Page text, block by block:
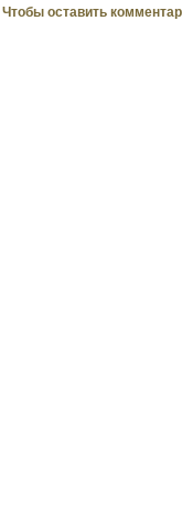
Чтобы оставить